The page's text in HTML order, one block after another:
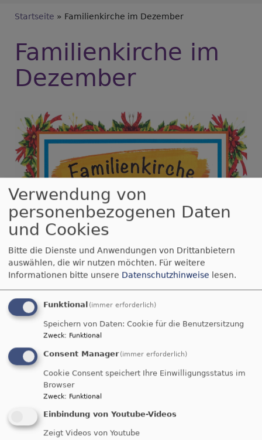
Breadcrumb
Startseite Familienkirche im Dezember
Familienkirche im
Dezember
Verwendung von
personenbezogenen Daten
und Cookies
Bitte die Dienste und Anwendungen von Drittanbietern
auswählen, die wir nutzen möchten. Für weitere
Informationen bitte unsere Datenschutzhinweise lesen.
Funktional (immer erforderlich)
Speichern von Daten: Cookie für die Benutzersitzung
Zweck: Funktional
Consent Manager (immer erforderlich)
Cookie Consent speichert Ihre Einwilligungsstatus im
Browser
Zweck: Funktional
Einbindung von Youtube-Videos
Zeigt Videos von Youtube